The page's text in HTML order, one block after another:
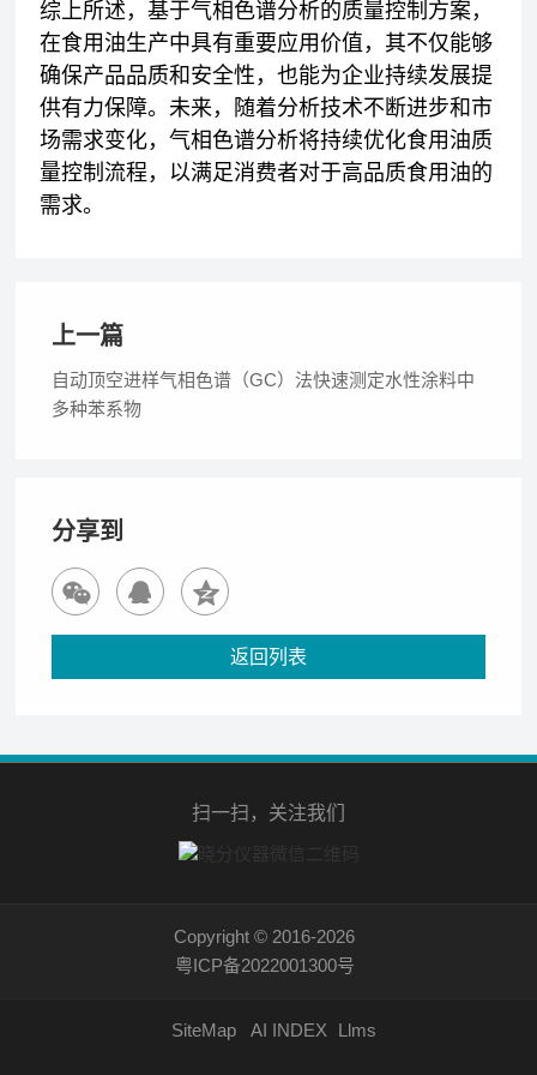
综上所述，基于气相色谱分析的质量控制方案，
在食用油生产中具有重要应用价值，其不仅能够
确保产品品质和安全性，也能为企业持续发展提
供有力保障。未来，随着分析技术不断进步和市
场需求变化，气相色谱分析将持续优化食用油质
量控制流程，以满足消费者对于高品质食用油的
需求。
上一篇
自动顶空进样气相色谱（GC）法快速测定水性涂料中
多种苯系物
分享到
返回列表
扫一扫，关注我们
Copyright © 2016-2026
粤ICP备2022001300号
SiteMap AI INDEX Llms